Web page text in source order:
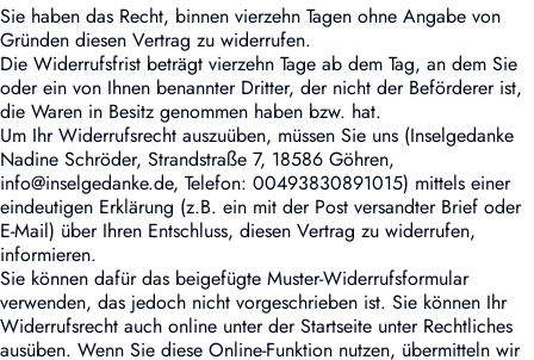
Sie haben das Recht, binnen vierzehn Tagen ohne Angabe von
Gründen diesen Vertrag zu widerrufen.
Die Widerrufsfrist beträgt vierzehn Tage ab dem Tag, an dem Sie
oder ein von Ihnen benannter Dritter, der nicht der Beförderer ist,
die Waren in Besitz genommen haben bzw. hat.
Um Ihr Widerrufsrecht auszuüben, müssen Sie uns (Inselgedanke
Nadine Schröder, Strandstraße 7, 18586 Göhren,
info@inselgedanke.de, Telefon: 00493830891015) mittels einer
eindeutigen Erklärung (z.B. ein mit der Post versandter Brief oder
E-Mail) über Ihren Entschluss, diesen Vertrag zu widerrufen,
informieren.
Sie können dafür das beigefügte Muster-Widerrufsformular
verwenden, das jedoch nicht vorgeschrieben ist. Sie können Ihr
Widerrufsrecht auch online unter der Startseite unter Rechtliches
ausüben. Wenn Sie diese Online-Funktion nutzen, übermitteln wir